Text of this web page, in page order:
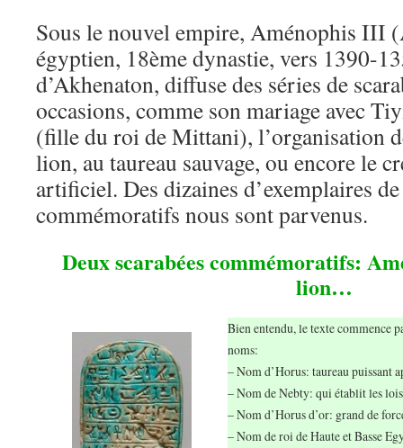
Sous le nouvel empire, Aménophis III
égyptien, 18ème dynastie, vers 1390-
d’Akhenaton, diffuse des séries de
occasions, comme son mariage avec
(fille du roi de Mittani), l’organisation
lion, au taureau sauvage, ou encore le
artificiel. Des dizaines d’exemplaires de
commémoratifs nous sont parvenus.
Deux scarabées commémoratifs:
lion…
Bien entendu, le texte commence
noms:
– Nom d’Horus: taureau puissant
– Nom de Nebty: qui établit les
– Nom d’Horus d’or: grand de
– Nom de roi de Haute et Basse